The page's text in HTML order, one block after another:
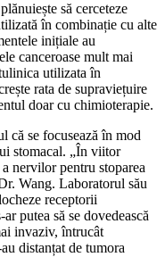
să cerceteze
în combinație cu alte
inițiale au
canceroase mult mai
utilizata în
rata de supraviețuire
doar cu chimioterapie.
că se focusează în mod
stomacal. „În viitor
nervilor pentru stoparea
Wang. Laboratorul său
receptorii
putea să se dovedească
invaziv, întrucât
distanțat de tumora